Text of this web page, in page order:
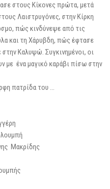
στους Κίκονες πρώτα, μετά
Λαιστρυγόνες, στην Κίρκη
πώς κινδύνεψε από τις
και τη Χάρυβδη, πώς έφτασε
Καλυψώ. Συγκινημένοι, οι
με ένα μαγικό καράβι πίσω στην
πατρίδα του …
Μακρίδης